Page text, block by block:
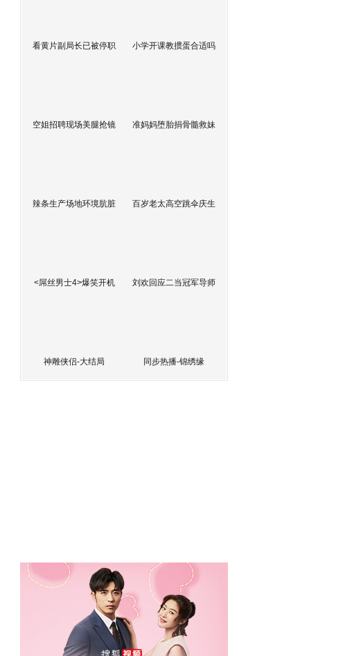
看黄片副局长已被停职 小学开课教掼蛋合适吗
空姐招聘现场美腿抢镜 准妈妈堕胎捐骨髓救妹
辣条生产场地环境肮脏 百岁老太高空跳伞庆生
<屌丝男士4>爆笑开机 刘欢回应二当冠军导师
神雕侠侣-大结局 同步热播-锦绣缘